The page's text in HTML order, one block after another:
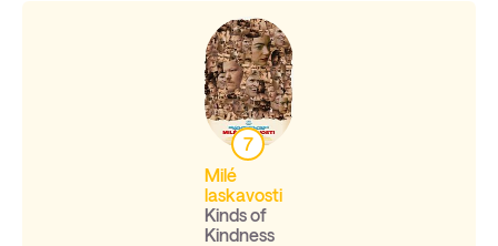
7
Milé
laskavosti
Kinds of
Kindness